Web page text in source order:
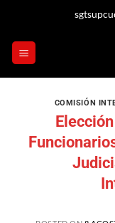
COMISIÓN